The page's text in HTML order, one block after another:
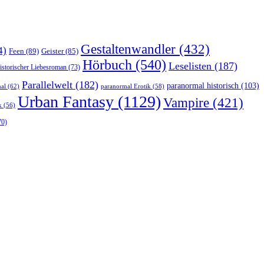
Feen (89) Geister(85) Gestaltenwandler (432)
Liebesroman (73) Hörbuch (540) Leselisten (187)
(62) Parallelwelt (182) paranormal Erotik (58) paranormal historisch (103)
(56) Urban Fantasy (1129) Vampire (421)